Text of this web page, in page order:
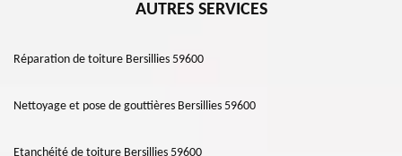
AUTRES SERVICES
Réparation de toiture Bersillies 59600
Nettoyage et pose de gouttières Bersillies 59600
Etanchéité de toiture Bersillies 59600